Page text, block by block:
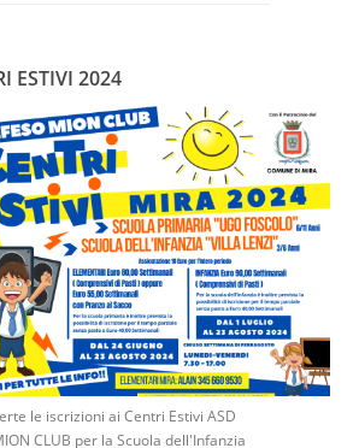
ESTIVI 2024
le iscrizioni ai Centri Estivi ASD
CLUB per la Scuola dell'Infanzia